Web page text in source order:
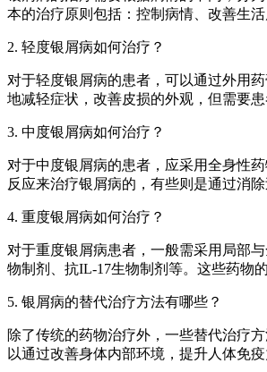
本的治疗原则包括：控制病情、改善生活
2. 轻度银屑病如何治疗？
对于轻度银屑病的患者，可以通过外用
地减轻症状，改善皮损的外观，但需要患
3. 中度银屑病如何治疗？
对于中度银屑病的患者，应采用全身性
反应来治疗银屑病的，有些则是通过消
4. 重度银屑病如何治疗？
对于重度银屑病患者，一般需采用局部
物制剂、抗IL-17生物制剂等。这些药物
5. 银屑病的替代治疗方法有哪些？
除了传统的药物治疗外，一些替代治疗
以通过改善身体内部环境，提升人体免